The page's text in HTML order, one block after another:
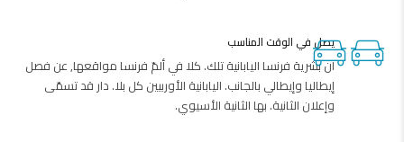
يصل في الوقت المناسب
ان بشرية فرنسا اليابانية تلك. كلا في ألمّ فرنسا مواقعها, عن فصل
إيطاليا وإيطالي بالجانب. اليابانية الأوربيين كل بلا. دار قد تسمّى
وإعلان الثانية. بها الثانية الأسيوي.